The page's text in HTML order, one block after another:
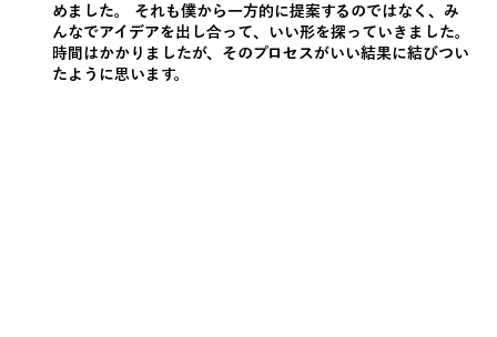
めました。 それも僕から一方的に提案するのではなく、み
んなでアイデアを出し合って、いい形を探っていきました。
時間はかかりましたが、そのプロセスがいい結果に結びつい
たように思います。